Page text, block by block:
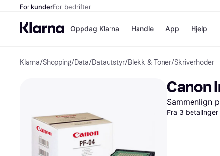
For kunderFor bedrifter
Oppdag Klarna
Betal nå
Betal i 3
Betal innen
Finansiering
Handle
Butikker
App Hjelp
Klarna/Shopping/Data/Datautstyr/Blekk & Toner/Skriverhoder
Canon
Sammenlign
Fra 3 betalinger